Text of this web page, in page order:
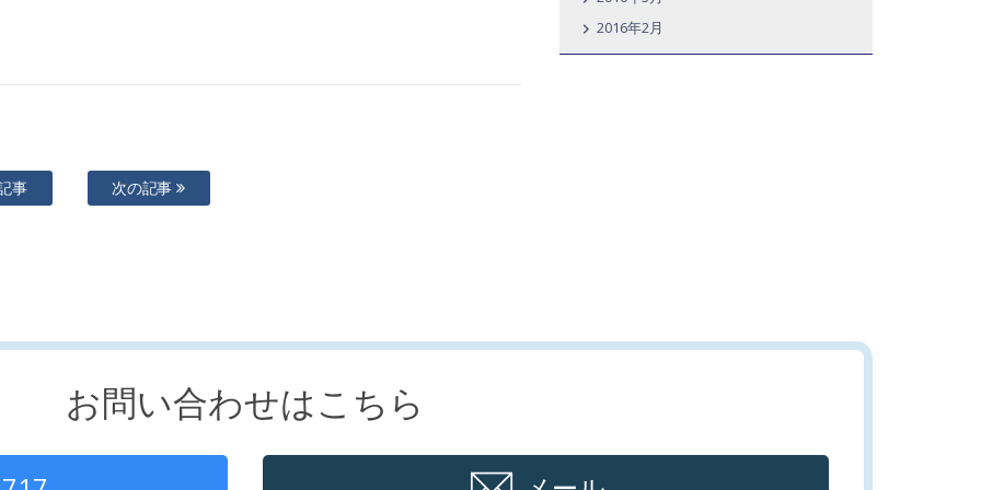
事 次の記事
2016年2月
お問い合わせはこちら